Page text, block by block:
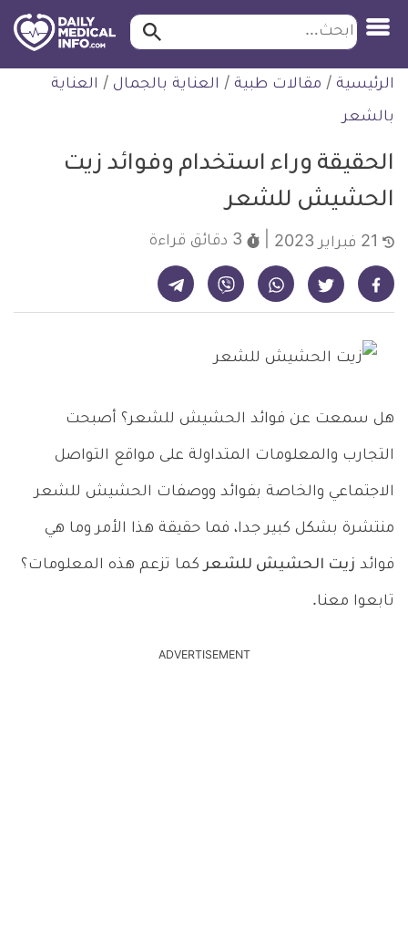
التخطي
للمحتوى
طبية
ابحث ابحث…
الرئيسية / مقالات طبية / العناية بالجمال / العناية
بالشعر
الحقيقة وراء استخدام وفوائد زيت
الحشيش للشعر
3 دقائق قراءة
شارك على فيسبوك - ديلي ميديكال انفو شارك على تويتر - ديلي ميديكال انفو شارك على واتساب - ديلي ميديكال انفو شارك على فايبر - ديلي ميديكال انفو شارك على تيليجرام - ديلي ميديكال انفو
هل سمعت عن فوائد الحشيش للشعر؟ أصبحت
التجارب والمعلومات المتداولة على مواقع التواصل
الاجتماعي والخاصة بفوائد ووصفات الحشيش للشعر
منتشرة بشكل كبير جدا، فما حقيقة هذا الأمر وما هي
فوائد زيت الحشيش للشعر كما تزعم هذه المعلومات؟
تابعوا معنا.
ADVERTISEMENT